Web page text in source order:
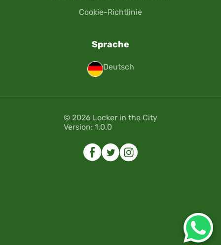
Cookie-Richtlinie
Sprache
Deutsch
© 2026 Locker in the City
Version: 1.0.0